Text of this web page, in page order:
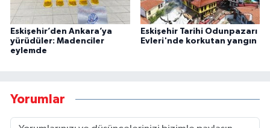
Eskişehir’den Ankara’ya
yürüdüler: Madenciler
eylemde
Eskişehir Tarihi Odunpazarı
Evleri'nde korkutan yangın
Yorumlar